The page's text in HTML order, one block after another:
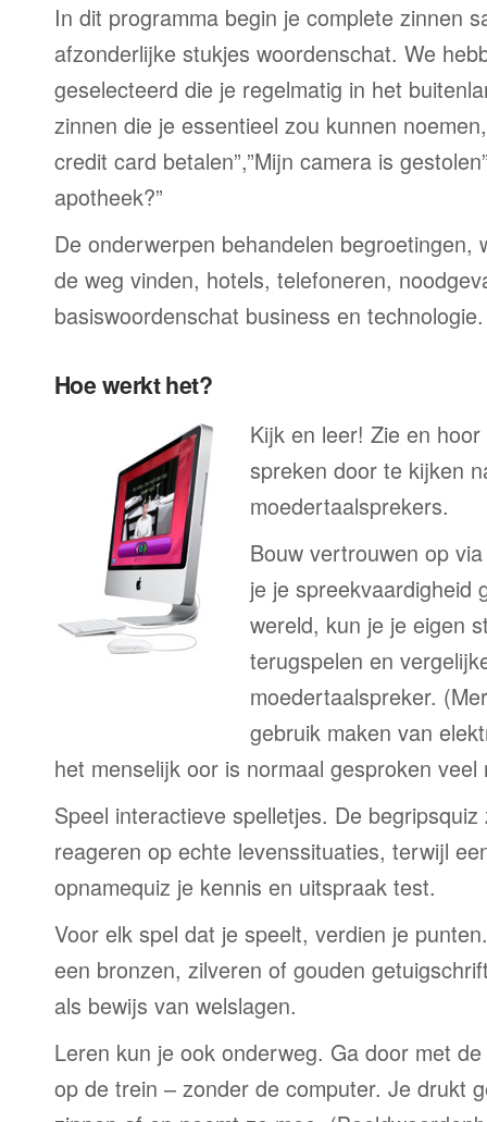
In dit programma begin je complete zinnen
afzonderlijke stukjes woordenschat. We
geselecteerd die je regelmatig in het
zinnen die je essentieel zou kunnen
credit card betalen”,”Mijn camera is
apotheek?”
De onderwerpen behandelen begroetingen,
de weg vinden, hotels, telefoneren,
basiswoordenschat business en technologie.
Hoe werkt het?
Kijk en leer! Zie en
spreken door te kijken
moedertaalsprekers.
Bouw vertrouwen op
je je spreekvaardigheid
wereld, kun je je eigen
terugspelen en
moedertaalspreker.
gebruik maken van
het menselijk oor is normaal gesproken veel
Speel interactieve spelletjes. De
reageren op echte levenssituaties, terwijl
opnamequiz je kennis en uitspraak test.
Voor elk spel dat je speelt, verdien je
een bronzen, zilveren of gouden
als bewijs van welslagen.
Leren kun je ook onderweg. Ga door met
op de trein – zonder de computer. Je drukt